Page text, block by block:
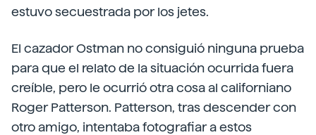
estuvo secuestrada por los jetes.
El cazador Ostman no consiguió ninguna prueba
para que el relato de la situación ocurrida fuera
creíble, pero le ocurrió otra cosa al californiano
Roger Patterson. Patterson, tras descender con
otro amigo, intentaba fotografiar a estos